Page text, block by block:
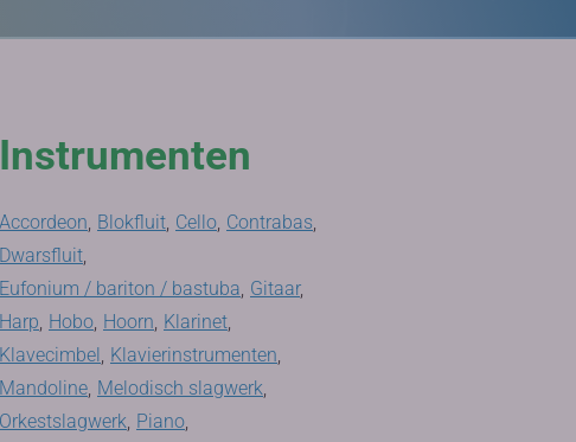
Instrumenten
Accordeon, Blokfluit, Cello, Contrabas,
Dwarsfluit,
Eufonium / bariton / bastuba, Gitaar,
Harp, Hobo, Hoorn, Klarinet,
Klavecimbel, Klavierinstrumenten,
Mandoline, Melodisch slagwerk,
Orkestslagwerk, Piano,